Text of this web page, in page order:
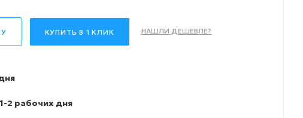
КУПИТЬ В 1 КЛИК НАШЛИ ДЕШЕВЛЕ?
1-2 рабочих дня